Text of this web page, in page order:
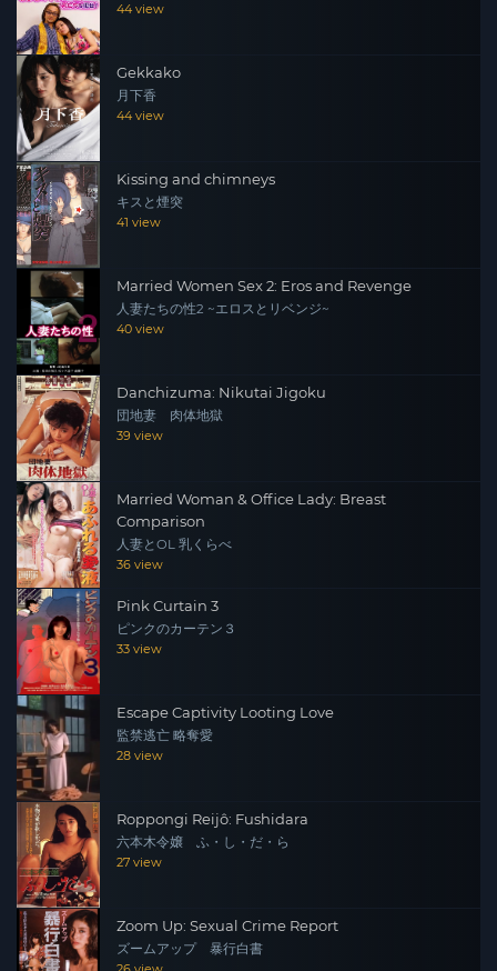
44 view
Gekkako
月下香
44 view
Kissing and chimneys
キスと煙突
41 view
Married Women Sex 2: Eros and Revenge
人妻たちの性2 ~エロスとリベンジ~
40 view
Danchizuma: Nikutai Jigoku
団地妻 肉体地獄
39 view
Married Woman & Office Lady: Breast
Comparison
人妻とOL 乳くらべ
36 view
Pink Curtain 3
ピンクのカーテン３
33 view
Escape Captivity Looting Love
監禁逃亡 略奪愛
28 view
Roppongi Reijô: Fushidara
六本木令嬢 ふ・し・だ・ら
27 view
Zoom Up: Sexual Crime Report
ズームアップ 暴行白書